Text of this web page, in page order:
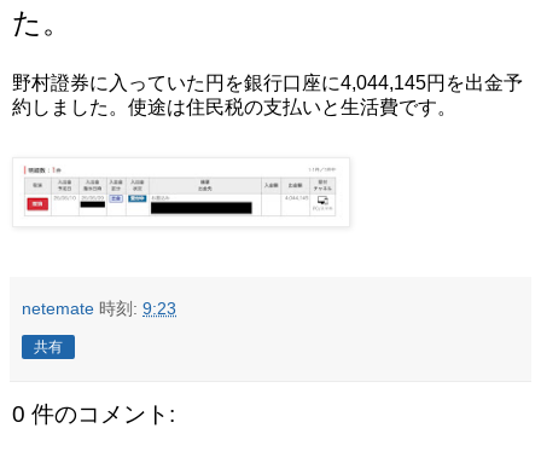
た。
野村證券に入っていた円を銀行口座に4,044,145円を出金予
約しました。使途は住民税の支払いと生活費です。
netemate 時刻: 9:23
共有
0 件のコメント: